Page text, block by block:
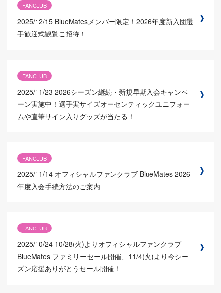
FANCLUB
2025/12/15 BlueMatesメンバー限定！2026年度新入団選
手歓迎式観覧ご招待！
FANCLUB
2025/11/23 2026シーズン継続・新規早期入会キャンペ
ーン実施中！選手実サイズオーセンティックユニフォー
ムや直筆サイン入りグッズが当たる！
FANCLUB
2025/11/14 オフィシャルファンクラブ BlueMates 2026
年度入会手続方法のご案内
FANCLUB
2025/10/24 10/28(火)よりオフィシャルファンクラブ
BlueMates ファミリーセール開催、11/4(火)より今シー
ズン応援ありがとうセール開催！